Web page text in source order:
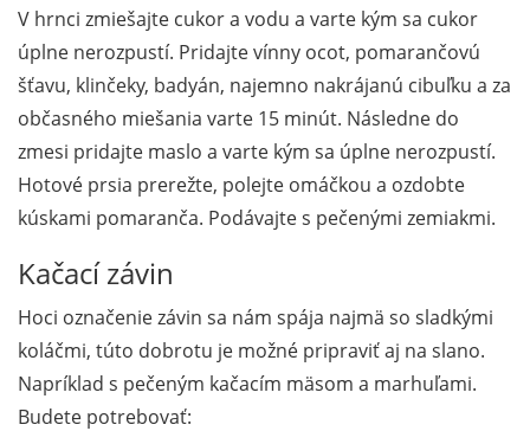
V hrnci zmiešajte cukor a vodu a varte kým sa cukor
úplne nerozpustí. Pridajte vínny ocot, pomarančovú
šťavu, klinčeky, badyán, najemno nakrájanú cibuľku a za
občasného miešania varte 15 minút. Následne do
zmesi pridajte maslo a varte kým sa úplne nerozpustí.
Hotové prsia prerežte, polejte omáčkou a ozdobte
kúskami pomaranča. Podávajte s pečenými zemiakmi.
Kačací závin
Hoci označenie závin sa nám spája najmä so sladkými
koláčmi, túto dobrotu je možné pripraviť aj na slano.
Napríklad s pečeným kačacím mäsom a marhuľami.
Budete potrebovať: